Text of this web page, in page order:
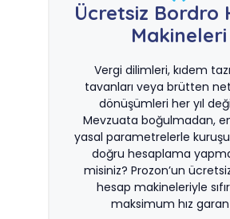
Ücretsiz Bordro
Makineleri
Vergi dilimleri, kıdem
tavanları veya brütten
dönüşümleri her yıl
Mevzuata boğulmadan,
yasal parametrelerle
doğru hesaplama
misiniz? Prozon’un ücretsiz
hesap makineleriyle
maksimum hız